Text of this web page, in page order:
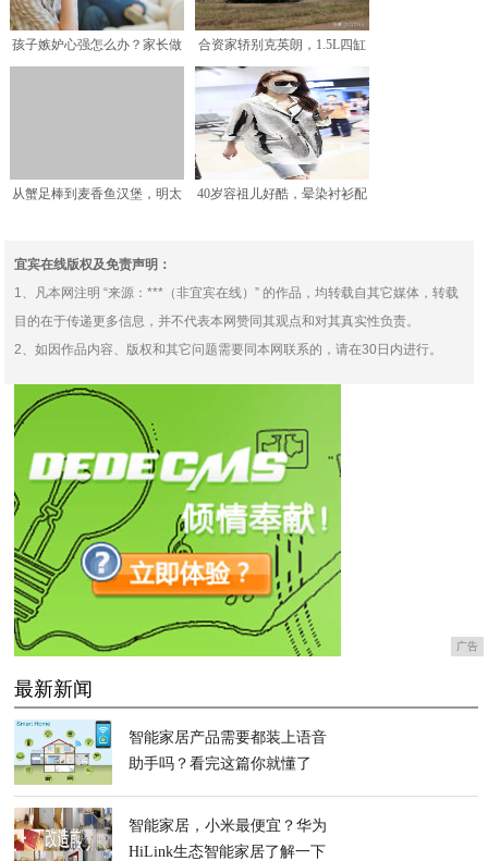
孩子嫉妒心强怎么办？家长做
合资家轿别克英朗，1.5L四缸
+6AT，优惠后才
从蟹足棒到麦香鱼汉堡，明太
40岁容祖儿好酷，晕染衬衫配
宜宾在线版权及免责声明：
1、凡本网注明 “来源：***（非宜宾在线）” 的作品，均转载自其它媒体，转载
目的在于传递更多信息，并不代表本网赞同其观点和对其真实性负责。
2、如因作品内容、版权和其它问题需要同本网联系的，请在30日内进行。
广告
最新新闻
智能家居产品需要都装上语音
助手吗？看完这篇你就懂了
智能家居，小米最便宜？华为
HiLink生态智能家居了解一下